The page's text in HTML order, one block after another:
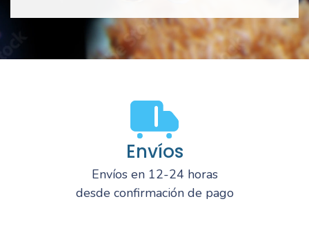
Envíos
Envíos en 12-24 horas
desde confirmación de pago